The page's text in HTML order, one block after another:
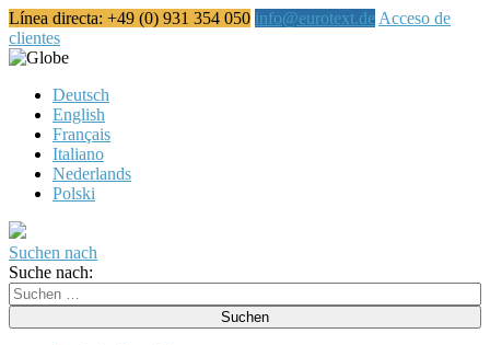
Línea directa: +49 (0) 931 354 050 info@eurotext.de Acceso de
clientes
Deutsch
English
Français
Italiano
Nederlands
Polski
Suchen nach
Suche nach: